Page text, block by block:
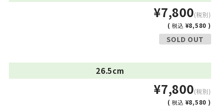
¥7,800(税別)
(税込 ¥8,580 )
SOLD OUT
26.5cm
¥7,800(税別)
(税込 ¥8,580 )